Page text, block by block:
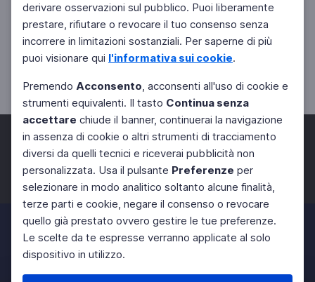
derivare osservazioni sul pubblico. Puoi liberamente
prestare, rifiutare o revocare il tuo consenso senza
incorrere in limitazioni sostanziali. Per saperne di più
puoi visionare qui l'informativa sui cookie.
Premendo Acconsento, acconsenti all'uso di cookie e
strumenti equivalenti. Il tasto Continua senza
accettare chiude il banner, continuerai la navigazione
in assenza di cookie o altri strumenti di tracciamento
diversi da quelli tecnici e riceverai pubblicità non
personalizzata. Usa il pulsante Preferenze per
selezionare in modo analitico soltanto alcune finalità,
terze parti e cookie, negare il consenso o revocare
quello già prestato ovvero gestire le tue preferenze.
Le scelte da te espresse verranno applicate al solo
dispositivo in utilizzo.
Facebook Twitter Instagram